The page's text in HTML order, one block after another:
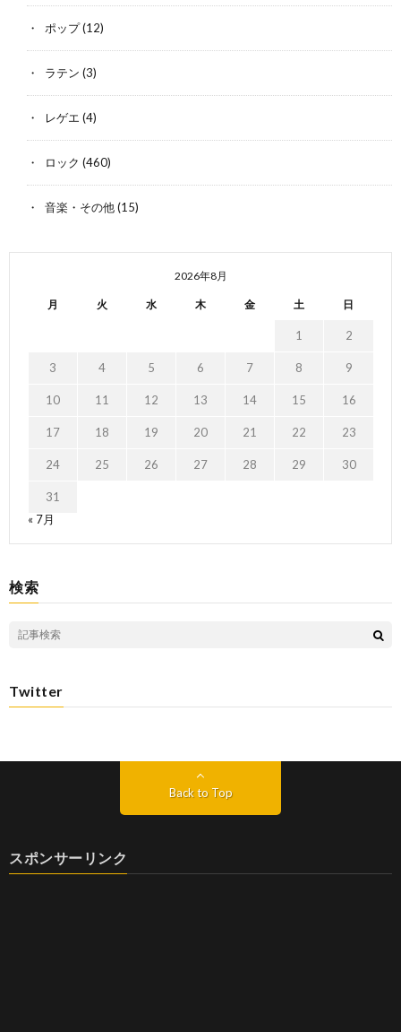
ポップ(12)
ラテン (3)
レゲエ (4)
ロック (460)
音楽・その他(15)
2026年8月
月 火 水 木 金 土 日
1 2
3 4 5 6 7 8 9
10 11 12 13 14 15 16
17 18 19 20 21 22 23
24 25 26 27 28 29 30
31
« 7月
検索
Twitter
Back to Top
スポンサーリンク